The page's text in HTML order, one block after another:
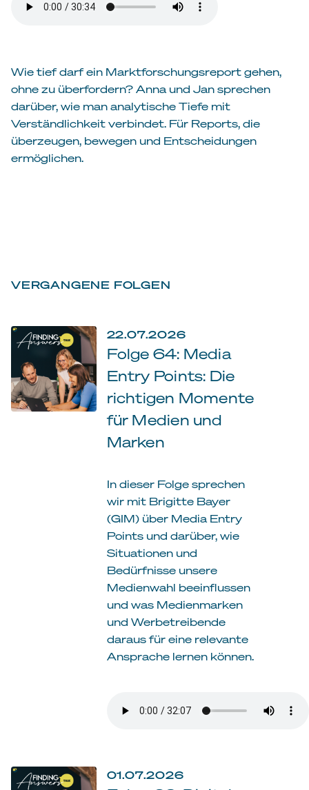
Wie tief darf ein Marktforschungsreport gehen,
ohne zu überfordern? Anna und Jan sprechen
darüber, wie man analytische Tiefe mit
Verständlichkeit verbindet. Für Reports, die
überzeugen, bewegen und Entscheidungen
ermöglichen.
VERGANGENE FOLGEN
22.07.2026
Folge 64: Media
Entry Points: Die
richtigen Momente
für Medien und
Marken
In dieser Folge sprechen
wir mit Brigitte Bayer
(GIM) über Media Entry
Points und darüber, wie
Situationen und
Bedürfnisse unsere
Medienwahl beeinflussen
und was Medienmarken
und Werbetreibende
daraus für eine relevante
Ansprache lernen können.
01.07.2026